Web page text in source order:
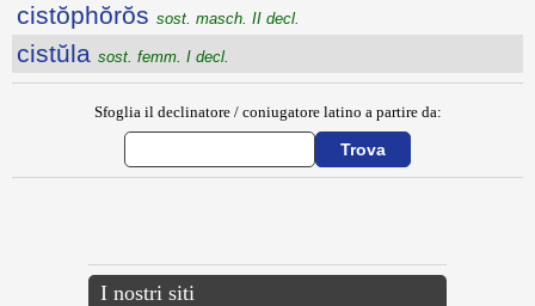
cistŏphŏrŏs sost. masch. II decl.
cistŭla sost. femm. I decl.
Sfoglia il declinatore / coniugatore latino a partire da:
I nostri siti